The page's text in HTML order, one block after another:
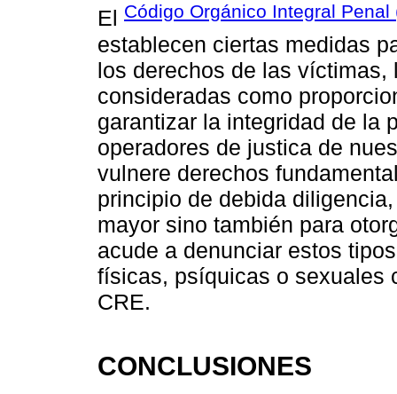
El Código Orgánico Integral Penal
establecen ciertas medidas
los derechos de las
consideradas como
garantizar la integridad de la
operadores de justica de
vulnere derechos
principio de debida
mayor sino también para
acude a denunciar estos
físicas, psíquicas o sexuales
CRE.
CONCLUSIONES